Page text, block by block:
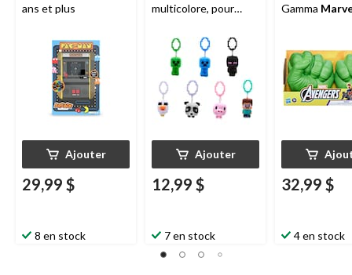
ans et plus
Ajouter
29,99 $
8 en stock
multicolore, pour
surprise
Ajouter
12,99 $
7 en stock
Gamma
32,99 $
4 en stock